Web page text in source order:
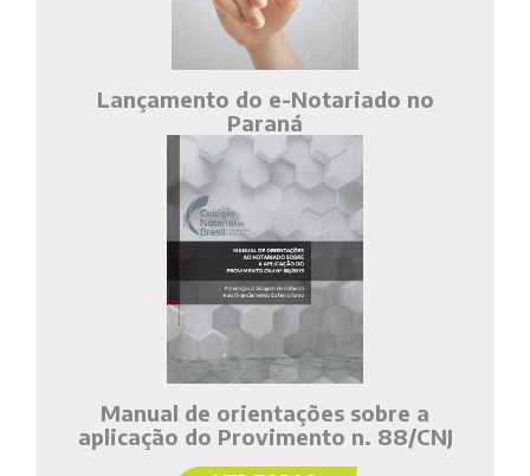
Lançamento do e-Notariado no
Paraná
Manual de orientações sobre a
aplicação do Provimento n. 88/CNJ